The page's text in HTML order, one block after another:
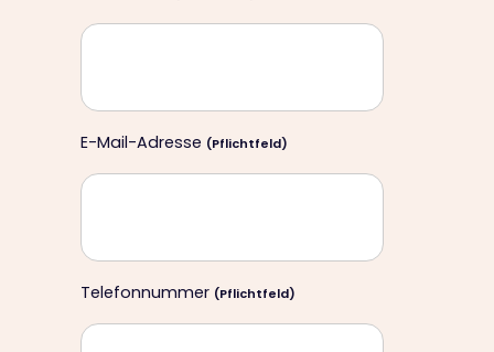
E-Mail-Adresse (Pflichtfeld)
Telefonnummer (Pflichtfeld)